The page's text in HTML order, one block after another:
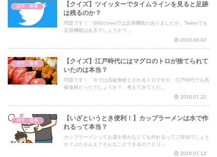
雑学・教養
【クイズ】ツイッターでタイムラインを見ると足跡
は残るのか？
問題です！「SNSのmixiでは足跡機能がありましたが、Twitterでも
足跡機能はあるでしょうか？...
2018.08.02
雑学・教養
【クイズ】江戸時代にはマグロのトロが捨てられて
いたのは本当？
問題です！「今では高級食材とされるトロですが、江戸時代でも高
級食材だったでしょうか？」考えてみてくだ...
2018.07.22
雑学・教養
【いざというとき便利！】カップラーメンは水で作
れるって本当？
カップラーメンってお湯を使わなくても作れるってご存知でしょう
か？ぶたさんえ？そんなことできるの？とり...
2018.07.12